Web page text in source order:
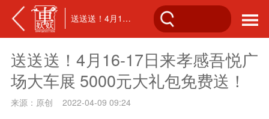
送送送！4月16-17日来孝感吾悦广场大车展 5000元大礼包免费送！
送送送！4月16-17日来孝感吾悦广
场大车展 5000元大礼包免费送！
来源：原创 2022-04-09 09:24